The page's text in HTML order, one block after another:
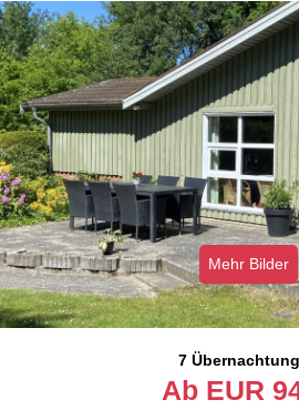
Mehr Bilder
7
Ab EUR